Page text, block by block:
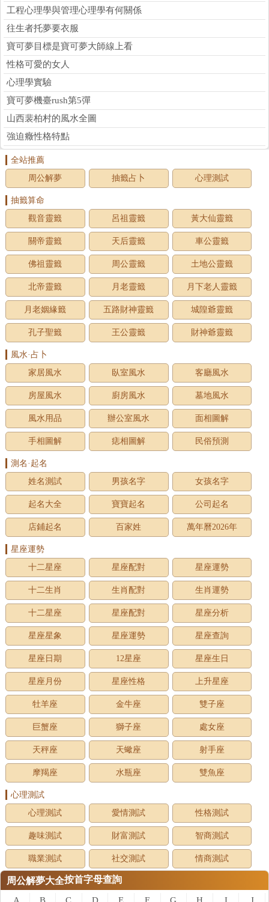
工程心理學與管理心理學有何關係
往生者托夢要衣服
寶可夢目標是寶可夢大師線上看
性格可愛的女人
心理學實驗
寶可夢機臺rush第5彈
山西裴柏村的風水全圖
強迫癥性格特點
全站推薦
周公解夢
抽籤占卜 心理測試
抽籤算命
觀音靈籤
呂祖靈籤 黃大仙靈籤
關帝靈籤 天后靈籤 車公靈籤
佛祖靈籤 周公靈籤 土地公靈籤
北帝靈籤 月老靈籤 月下老人靈籤
月老姻緣籤 五路財神靈籤 城隍爺靈籤
孔子聖籤 王公靈籤 財神爺靈籤
風水·占卜
家居風水
臥室風水 客廳風水
房屋風水 廚房風水 墓地風水
風水用品 辦公室風水 面相圖解
手相圖解 痣相圖解 民俗預測
測名·起名
姓名測試
男孩名字 女孩名字
起名大全 寶寶起名 公司起名
店鋪起名 百家姓 萬年曆2026年
星座運勢
十二星座
星座配對 星座運勢
十二生肖 生肖配對 生肖運勢
十二星座 星座配對 星座分析
星座星象 星座運勢 星座查詢
星座日期 12星座 星座生日
星座月份 星座性格 上升星座
牡羊座 金牛座 雙子座
巨蟹座 獅子座 處女座
天秤座 天蠍座 射手座
摩羯座 水瓶座 雙魚座
心理測試
心理測試
愛情測試 性格測試
趣味測試 財富測試 智商測試
職業測試 社交測試 情商測試
周公解夢大全按首字母查詢
A B C D E F G H I J